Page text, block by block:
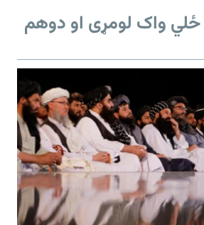
ځلي واک لومړی او دوهم